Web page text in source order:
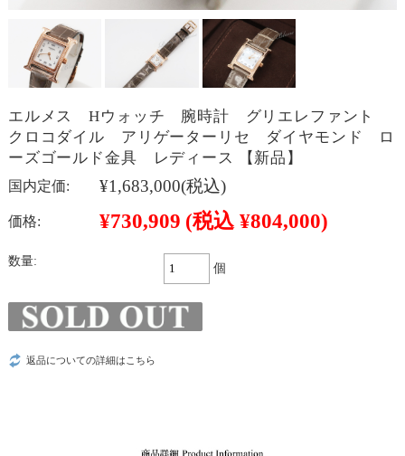
エルメス Hウォッチ 腕時計 グリエレファント
クロコダイル アリゲーターリセ ダイヤモンド ロ
ーズゴールド金具 レディース 【新品】
国内定価: ¥1,683,000(税込)
価格: ¥730,909 (税込 ¥804,000)
数量:
個
返品についての詳細はこちら